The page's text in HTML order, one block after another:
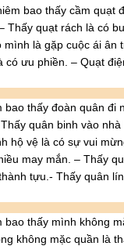
bao thấy cầm quạt
Thấy quạt rách là có
mình là gặp cuộc ái ân
có ưu phiền. – Quạt
bao thấy đoàn quân đi
quân binh vào
hộ vệ là có sự vui
may mắn. – Thấy
tựu.- Thấy quân
bao thấy mình không
không mặc quần là